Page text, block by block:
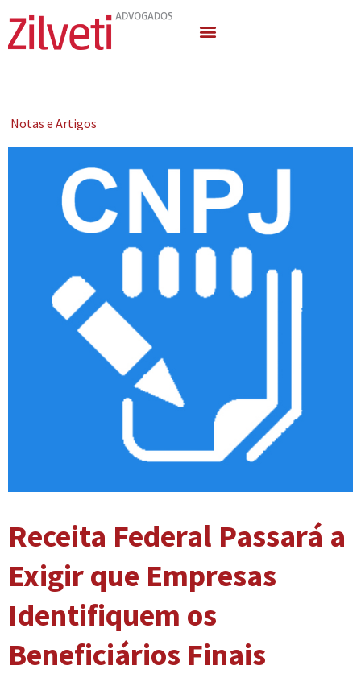
Notas e Artigos
Receita Federal Passará a
Exigir que Empresas
Identifiquem os
Beneficiários Finais